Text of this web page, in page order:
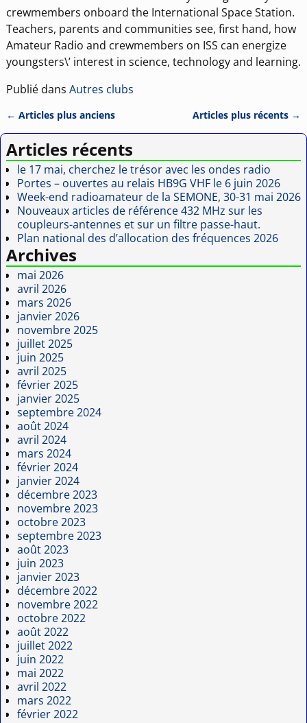
crewmembers onboard the International Space Station.
Teachers, parents and communities see, first hand, how
Amateur Radio and crewmembers on ISS can energize
youngsters\’ interest in science, technology and learning.
Publié dans Autres clubs
Navigation des articles
← Articles plus anciens Articles plus récents →
Articles récents
le 17 mai, cherchez le trésor avec les ondes radio
Portes – ouvertes au relais HB9G VHF le 6 juin 2026
Week-end radioamateur de la SEMONE, 30-31 mai 2026
Nouveaux articles de référence 432 MHz sur les
coupleurs-antennes et sur un filtre passe-haut.
Plan national des d’allocation des fréquences 2026
Archives
mai 2026
avril 2026
mars 2026
janvier 2026
novembre 2025
juillet 2025
juin 2025
avril 2025
février 2025
janvier 2025
septembre 2024
août 2024
avril 2024
mars 2024
février 2024
janvier 2024
décembre 2023
novembre 2023
octobre 2023
septembre 2023
août 2023
juin 2023
janvier 2023
décembre 2022
novembre 2022
octobre 2022
août 2022
juillet 2022
juin 2022
mai 2022
avril 2022
mars 2022
février 2022